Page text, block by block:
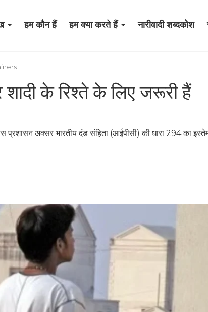
हम कौन हैं हम क्या करते हैं नारीवादी शब्दकोश
के रिश्ते के लिए जरूरी हैं
प्रशासन अक्सर भारतीय दंड संहिता (आईपीसी) की धारा 294 का